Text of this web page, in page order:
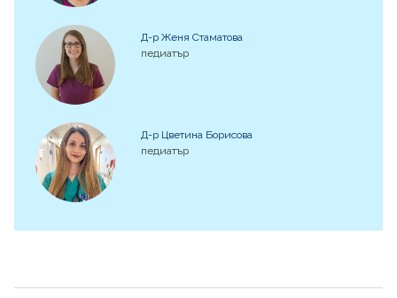
Д-р Женя Стаматова
педиатър
Д-р Цветина Борисова
педиатър